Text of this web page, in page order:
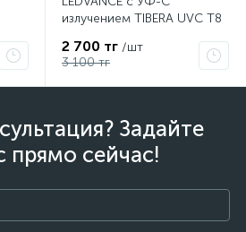
излучением TIBERA UVC T8
2 700 тг /шт
3 100 тг
Задайте
прямо сейчас!